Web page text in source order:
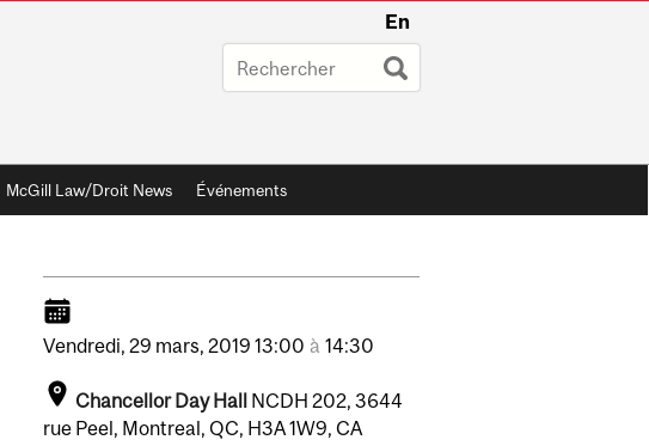
En
McGill Law/Droit News Événements
Vendredi, 29 mars, 2019 13:00 à 14:30
Chancellor Day Hall NCDH 202, 3644
rue Peel, Montreal, QC, H3A 1W9, CA